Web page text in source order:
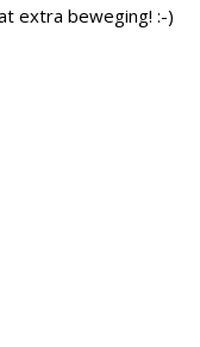
extra beweging! :-)